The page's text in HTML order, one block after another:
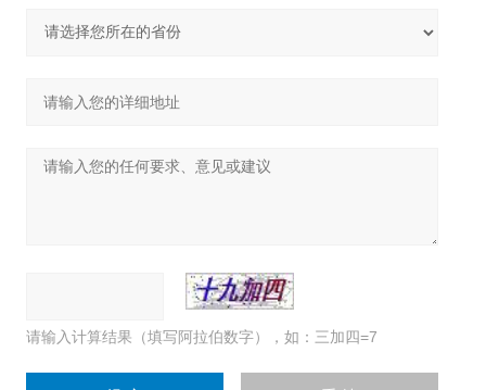
请输入计算结果（填写阿拉伯数字），如：三加四=7